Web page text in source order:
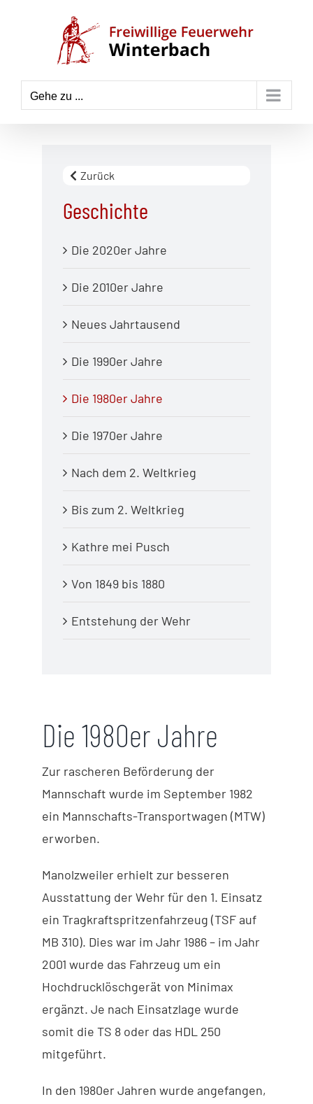
Gehe zu ...
Die 1980er Jahre
Zur rascheren Beförderung der
Mannschaft wurde im September 1982
ein Mannschafts-Transportwagen (MTW)
erworben.
Manolzweiler erhielt zur besseren
Ausstattung der Wehr für den 1. Einsatz
ein Tragkraftspritzenfahrzeug (TSF auf
MB 310). Dies war im Jahr 1986 – im Jahr
2001 wurde das Fahrzeug um ein
Hochdrucklöschgerät von Minimax
ergänzt. Je nach Einsatzlage wurde
somit die TS 8 oder das HDL 250
mitgeführt.
In den 1980er Jahren wurde angefangen,
Zurück
Geschichte
Die 2020er Jahre
Die 2010er Jahre
Neues Jahrtausend
Die 1990er Jahre
Die 1980er Jahre
Die 1970er Jahre
Nach dem 2. Weltkrieg
Bis zum 2. Weltkrieg
Kathre mei Pusch
Von 1849 bis 1880
Entstehung der Wehr